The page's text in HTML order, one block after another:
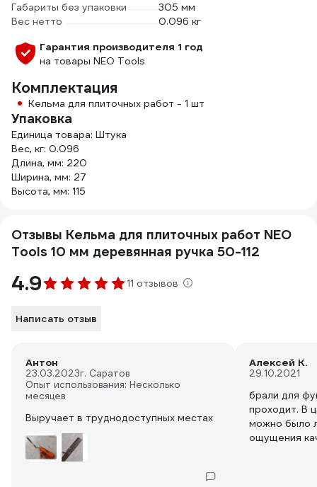
Габариты без упаковки
305 мм
Вес нетто
0.096 кг
Гарантия производителя 1 год
на товары NEO Tools
Комплектация
Кельма для плиточных работ - 1 шт
Упаковка
Единица товара: Штука
Вес, кг: 0.096
Длина, мм: 220
Ширина, мм: 27
Высота, мм: 115
Отзывы Кельма для плиточных работ NEO
Tools 10 мм деревянная ручка 50-112
4.9 11 отзывов
Написать отзыв
Антон
23.03.2023г. Саратов
Опыт использования: Несколько
месяцев
Выручает в труднодоступных местах
Алексей К.
29.10.2021
брали для
проходит. В
можно было
ощущения